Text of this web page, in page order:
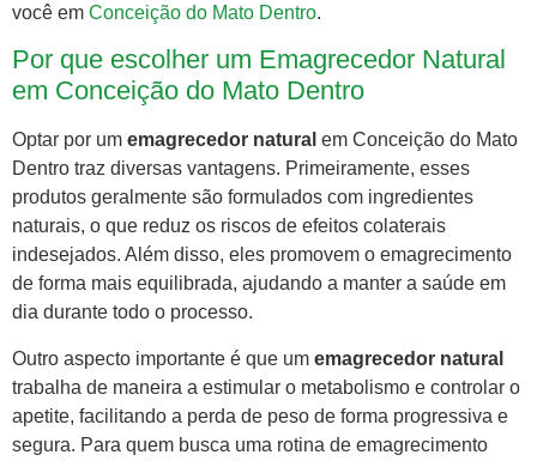
você em Conceição do Mato Dentro.
Por que escolher um Emagrecedor Natural
em Conceição do Mato Dentro
Optar por um emagrecedor natural em Conceição do Mato
Dentro traz diversas vantagens. Primeiramente, esses
produtos geralmente são formulados com ingredientes
naturais, o que reduz os riscos de efeitos colaterais
indesejados. Além disso, eles promovem o emagrecimento
de forma mais equilibrada, ajudando a manter a saúde em
dia durante todo o processo.
Outro aspecto importante é que um emagrecedor natural
trabalha de maneira a estimular o metabolismo e controlar o
apetite, facilitando a perda de peso de forma progressiva e
segura. Para quem busca uma rotina de emagrecimento